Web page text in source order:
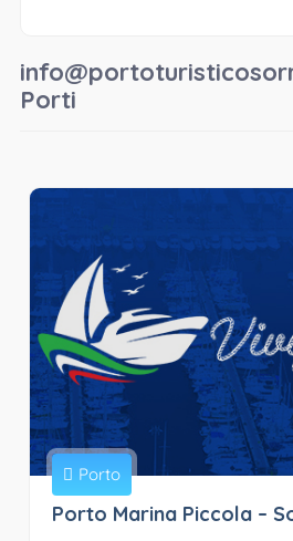
Porti
Porto
Porto Marina Piccola –